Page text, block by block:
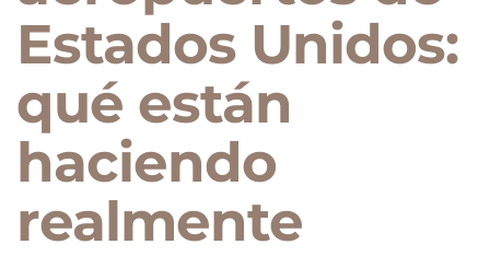
Estados Unidos:
qué están
haciendo
realmente